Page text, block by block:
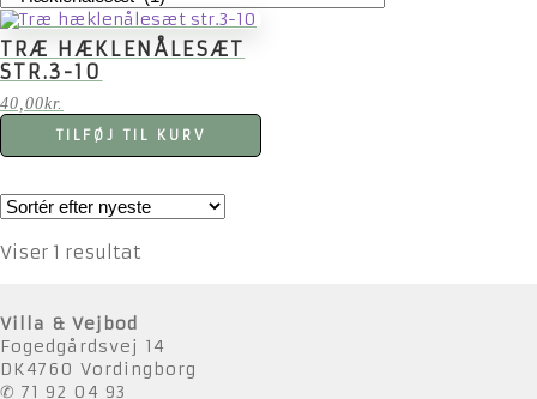
TRÆ HÆKLENÅLESÆT
STR.3-10
40,00kr.
TILFØJ TIL KURV
Viser 1 resultat
Villa & Vejbod
Fogedgårdsvej 14
DK4760 Vordingborg
✆ 71 92 04 93